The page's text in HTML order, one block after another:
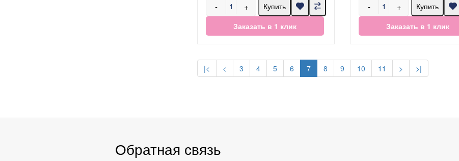
- +
Купить
Заказать в 1 клик
- +
Купить
Заказать в 1 клик
|< < 3 4 5 6 7 8 9 10 11 > >|
Обратная связь